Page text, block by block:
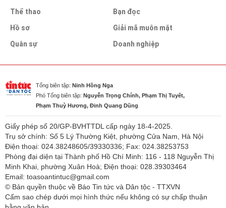
Thể thao
Hồ sơ
Quân sự
Bạn đọc
Giải mã muôn mặt
Doanh nghiệp
Tổng biên tập: Ninh Hồng Nga
Phó Tổng biên tập: Nguyễn Trọng Chính, Phạm Thị Tuyết,
Phạm Thuỳ Hương, Đinh Quang Dũng
Giấy phép số 20/GP-BVHTTDL cấp ngày 18-4-2025.
Trụ sở chính: Số 5 Lý Thường Kiệt, phường Cửa Nam, Hà Nội
Điện thoại: 024.38248605/39330336; Fax: 024.38253753
Phòng đại diện tại Thành phố Hồ Chí Minh: 116 - 118 Nguyễn Thị
Minh Khai, phường Xuân Hoà; Điện thoại: 028.39303464
Email: toasoantintuc@gmail.com
© Bản quyền thuộc về Báo Tin tức và Dân tộc - TTXVN
Cấm sao chép dưới mọi hình thức nếu không có sự chấp thuận